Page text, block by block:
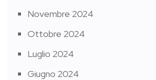
Novembre 2024
Ottobre 2024
Luglio 2024
Giugno 2024